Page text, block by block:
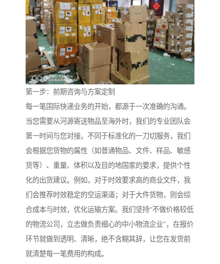
第一步：前期咨询与方案定制
每一笔国际快递业务的开始，都源于一次准确的沟通。
当您需要从河源寄送物品至海外时，我们的专业团队会
第一时间与您对接。不同于标准化的一刀切服务，我们
会根据您货物的属性（如普通物品、文件、样品、敏感
货等）、重量、体积以及目的地国家的要求，提供个性
化的出货建议。例如，对于时效要求高的商业文件，我
们会推荐时效稳定的空运渠道；对于大件货物，则会综
合成本与时效，优化运输方案。我们坚持“不做价格较低
的物流公司，立志做负责细心的中小物流企业”，在报价
环节就做到透明、清晰，绝不含糊其辞，让您在发货前
就清楚每一笔费用的构成。